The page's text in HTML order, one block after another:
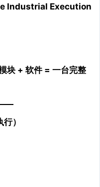
Industrial Execution
块 + 软件 = 一台完整
）